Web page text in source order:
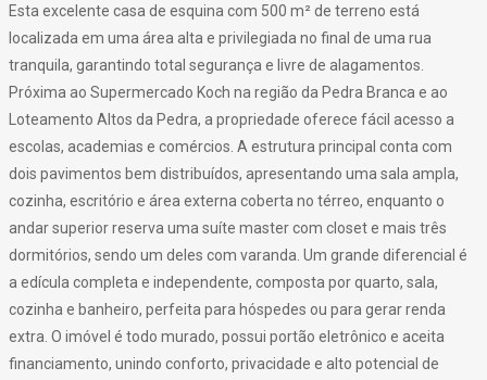
Esta excelente casa de esquina com 500 m² de terreno está
localizada em uma área alta e privilegiada no final de uma rua
tranquila, garantindo total segurança e livre de alagamentos.
Próxima ao Supermercado Koch na região da Pedra Branca e ao
Loteamento Altos da Pedra, a propriedade oferece fácil acesso a
escolas, academias e comércios. A estrutura principal conta com
dois pavimentos bem distribuídos, apresentando uma sala ampla,
cozinha, escritório e área externa coberta no térreo, enquanto o
andar superior reserva uma suíte master com closet e mais três
dormitórios, sendo um deles com varanda. Um grande diferencial é
a edícula completa e independente, composta por quarto, sala,
cozinha e banheiro, perfeita para hóspedes ou para gerar renda
extra. O imóvel é todo murado, possui portão eletrônico e aceita
financiamento, unindo conforto, privacidade e alto potencial de